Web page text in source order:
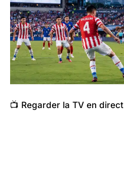
📺 Regarder la TV en direct